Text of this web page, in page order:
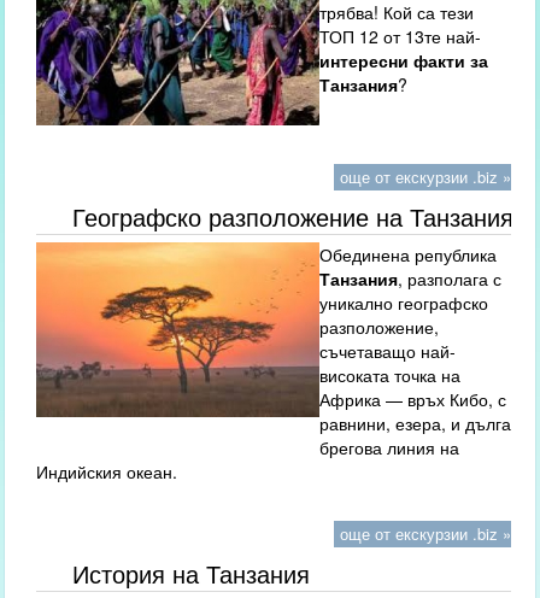
трябва! Кой са тези
ТОП 12 от 13те най-
интересни факти за
Танзания?
още от екскурзии .biz »
Географско разположение на Танзания
Обединена република
Танзания, разполага с
уникално географско
разположение,
съчетаващо най-
високата точка на
Африка — връх Кибо, с
равнини, езера, и дълга
брегова линия на
Индийския океан.
още от екскурзии .biz »
История на Танзания